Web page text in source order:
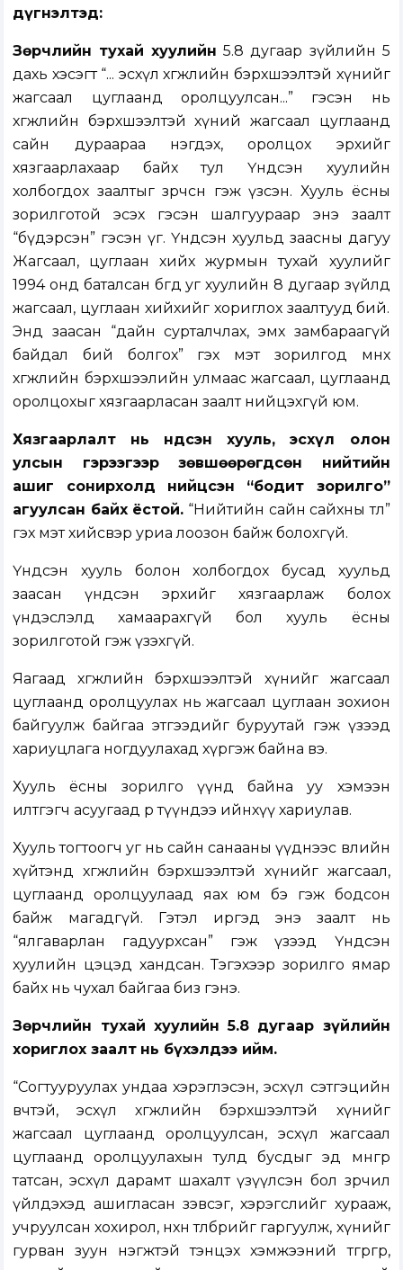
дүгнэлтэд:
Зөрчлийн тухай хуулийн 5.8 дугаар зүйлийн 5
дахь хэсэгт “... эсхүл хөгжлийн бэрхшээлтэй хүнийг
жагсаал цуглаанд оролцуулсан...” гэсэн нь
хөгжлийн бэрхшээлтэй хүний жагсаал цуглаанд
сайн дураараа нэгдэх, оролцох эрхийг
хязгаарлахаар байх тул Үндсэн хуулийн
холбогдох заалтыг зөрчсөн гэж үзсэн. Хууль ёсны
зорилготой эсэх гэсэн шалгуураар энэ заалт
“бүдэрсэн” гэсэн үг. Үндсэн хуульд заасны дагуу
Жагсаал, цуглаан хийх журмын тухай хуулийг
1994 онд баталсан бөгөөд уг хуулийн 8 дугаар зүйлд
жагсаал, цуглаан хийхийг хориглох заалтууд бий.
Энд заасан “дайн сурталчлах, эмх замбараагүй
байдал бий болгох” гэх мэт зорилгод мөнөөх
хөгжлийн бэрхшээлийн улмаас жагсаал, цуглаанд
оролцохыг хязгаарласан заалт нийцэхгүй юм.
Хязгаарлалт нь Үндсэн хууль, эсхүл олон
улсын гэрээгээр зөвшөөрөгдсөн нийтийн
ашиг сонирхолд нийцсэн “бодит зорилго”
агуулсан байх ёстой. “Нийтийн сайн сайхны төлөө”
гэх мэт хийсвэр уриа лоозон байж болохгүй.
Үндсэн хууль болон холбогдох бусад хуульд
заасан үндсэн эрхийг хязгаарлаж болох
үндэслэлд хамаарахгүй бол хууль ёсны
зорилготой гэж үзэхгүй.
Яагаад хөгжлийн бэрхшээлтэй хүнийг жагсаал
цуглаанд оролцуулах нь жагсаал цуглаан зохион
байгуулж байгаа этгээдийг буруутай гэж үзээд
хариуцлага ногдуулахад хүргэж байна вэ.
Хууль ёсны зорилго үүнд байна уу хэмээн
илтгэгч асуугаад өөрөө түүндээ ийнхүү хариулав.
Хууль тогтоогч уг нь сайн санааны үүднээс өвлийн
хүйтэнд хөгжлийн бэрхшээлтэй хүнийг жагсаал,
цуглаанд оролцуулаад яах юм бэ гэж бодсон
байж магадгүй. Гэтэл иргэд энэ заалт нь
“ялгаварлан гадуурхсан” гэж үзээд Үндсэн
хуулийн цэцэд хандсан. Тэгэхээр зорилго ямар
байх нь чухал байгаа биз гэнэ.
Зөрчлийн тухай хуулийн 5.8 дугаар зүйлийн
хориглох заалт нь бүхэлдээ ийм.
“Согтууруулах ундаа хэрэглэсэн, эсхүл сэтгэцийн
өвчтэй, эсхүл хөгжлийн бэрхшээлтэй хүнийг
жагсаал цуглаанд оролцуулсан, эсхүл жагсаал
цуглаанд оролцуулахын тулд бусдыг эд мөнгөөр
татсан, эсхүл дарамт шахалт үзүүлсэн бол зөрчил
үйлдэхэд ашигласан зэвсэг, хэрэгслийг хурааж,
учруулсан хохирол, нөхөн төлбөрийг гаргуулж, хүнийг
гурван зуун нэгжтэй тэнцэх хэмжээний төгрөгөөр,